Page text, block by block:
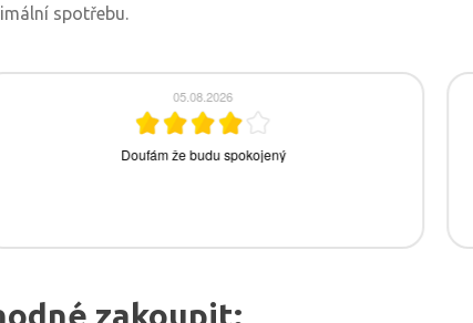
spotřebu.
zakoupit: